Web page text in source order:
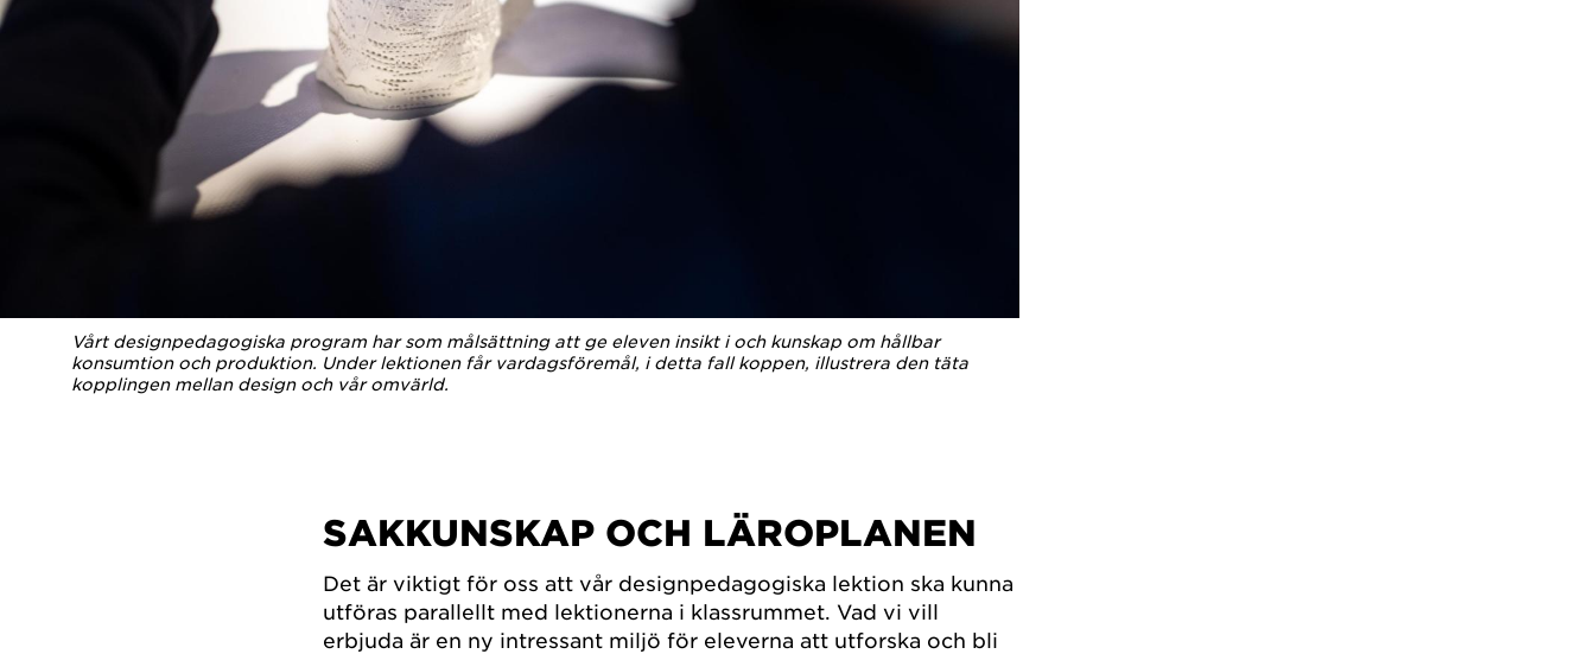
Vårt designpedagogiska program har som målsättning att ge eleven insikt i och kunskap om hållbar
konsumtion och produktion. Under lektionen får vardagsföremål, i detta fall koppen, illustrera den täta
kopplingen mellan design och vår omvärld.
SAKKUNSKAP OCH LÄROPLANEN
Det är viktigt för oss att vår designpedagogiska lektion ska kunna
utföras parallellt med lektionerna i klassrummet. Vad vi vill
erbjuda är en ny intressant miljö för eleverna att utforska och bli